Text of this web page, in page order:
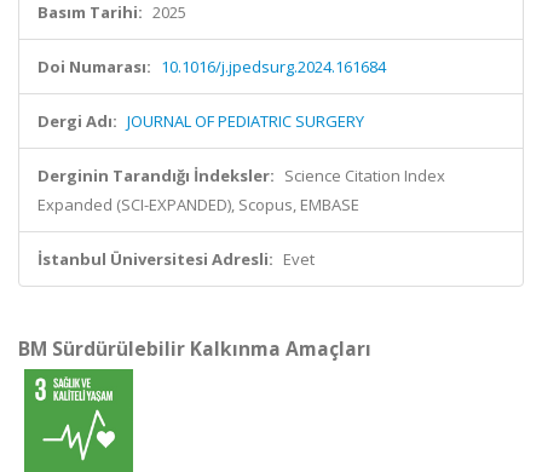
Basım Tarihi: 2025
Doi Numarası: 10.1016/j.jpedsurg.2024.161684
Dergi Adı: JOURNAL OF PEDIATRIC SURGERY
Derginin Tarandığı İndeksler: Science Citation Index
Expanded (SCI-EXPANDED), Scopus, EMBASE
İstanbul Üniversitesi Adresli: Evet
BM Sürdürülebilir Kalkınma Amaçları